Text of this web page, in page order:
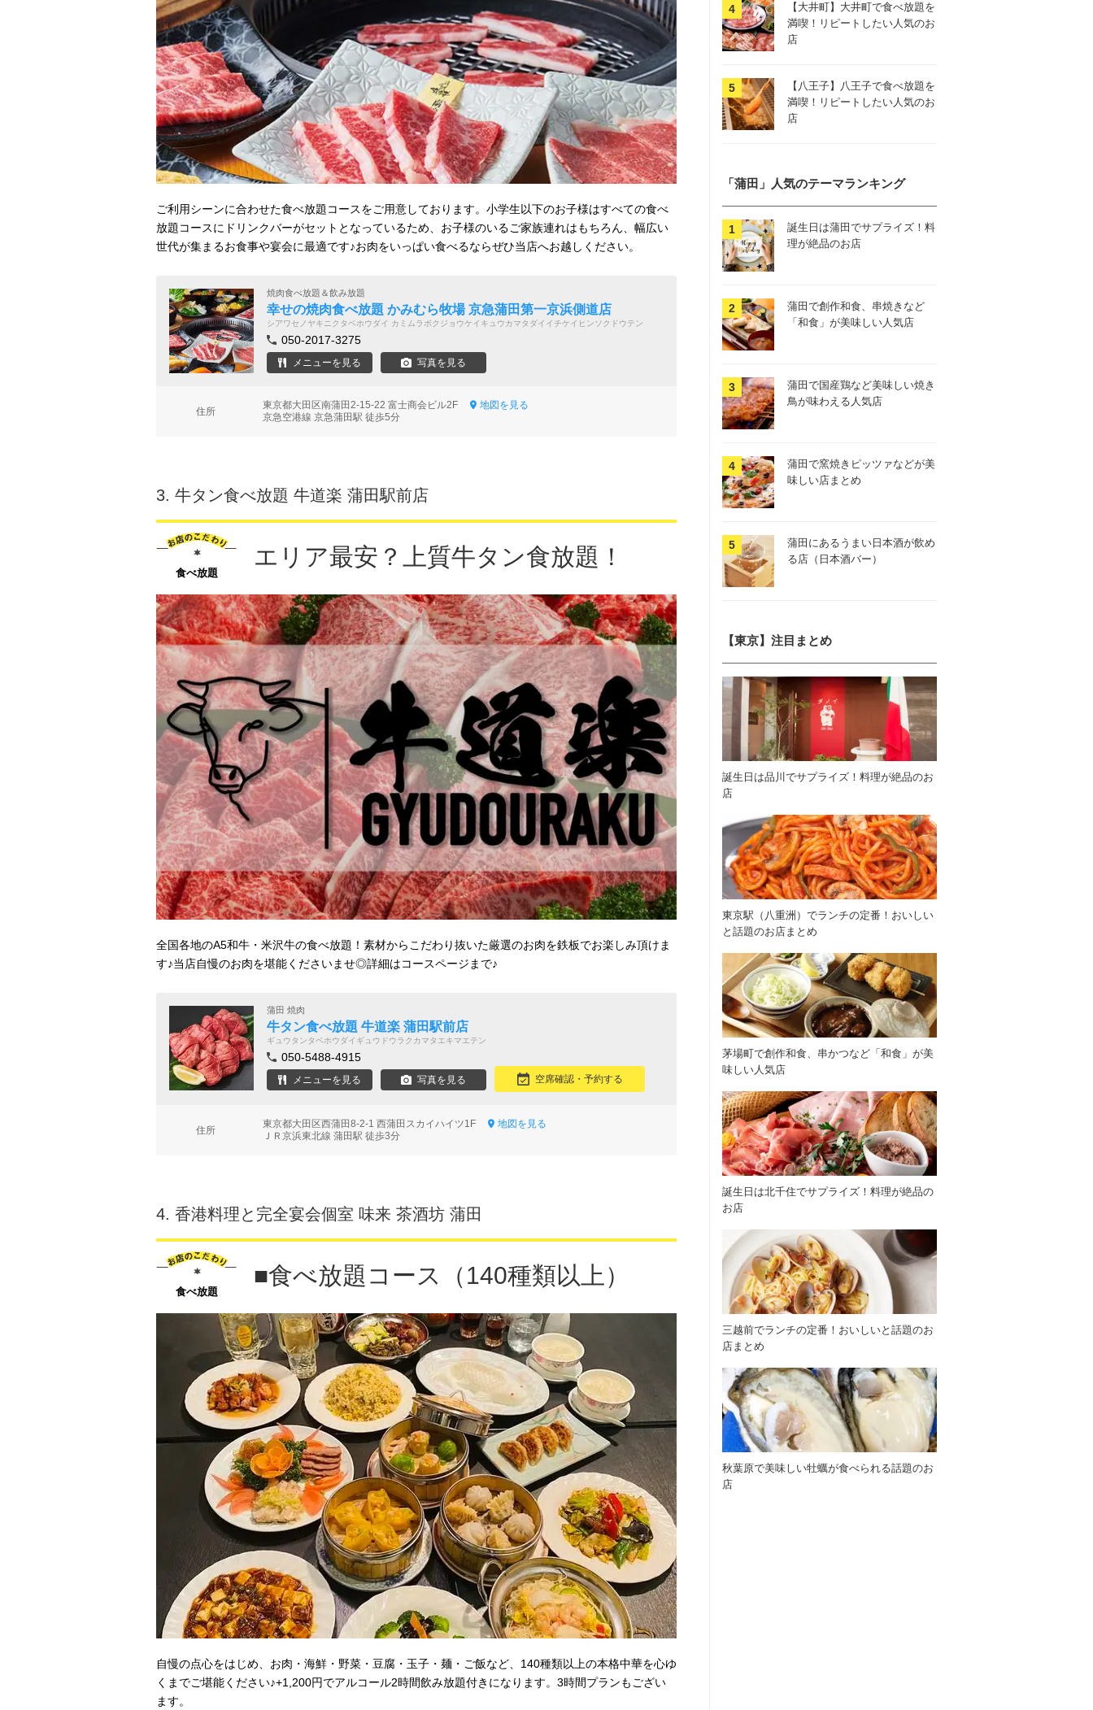
ご利用シーンに合わせた食べ放題コースをご用意しております。小学生以下のお子様はすべての食べ
放題コースにドリンクバーがセットとなっているため、お子様のいるご家族連れはもちろん、幅広い
世代が集まるお食事や宴会に最適です♪お肉をいっぱい食べるならぜひ当店へお越しください。
焼肉食べ放題＆飲み放題
幸せの焼肉食べ放題 かみむら牧場 京急蒲田第一京浜側道店
シアワセノヤキニクタベホウダイ カミムラボクジョウケイキュウカマタダイイチケイヒンソクドウテン
050-2017-3275
メニューを見る 写真を見る
住所
東京都大田区南蒲田2-15-22 富士商会ビル2F
地図を見る
京急空港線 京急蒲田駅 徒歩5分
3. 牛タン食べ放題 牛道楽 蒲田駅前店
食べ放題
エリア最安？上質牛タン食放題！
全国各地のA5和牛・米沢牛の食べ放題！素材からこだわり抜いた厳選のお肉を鉄板でお楽しみ頂けま
す♪当店自慢のお肉を堪能くださいませ◎詳細はコースページまで♪
蒲田 焼肉
牛タン食べ放題 牛道楽 蒲田駅前店
ギュウタンタベホウダイギュウドウラクカマタエキマエテン
050-5488-4915
メニューを見る 写真を見る 空席確認・予約する
住所
東京都大田区西蒲田8-2-1 西蒲田スカイハイツ1F
地図を見る
ＪＲ京浜東北線 蒲田駅 徒歩3分
4. 香港料理と完全宴会個室 味来 茶酒坊 蒲田
食べ放題
■食べ放題コース（140種類以上）
自慢の点心をはじめ、お肉・海鮮・野菜・豆腐・玉子・麺・ご飯など、140種類以上の本格中華を心ゆ
くまでご堪能ください♪+1,200円でアルコール2時間飲み放題付きになります。3時間プランもござい
ます。
【大井町】大井町で食べ放題を
満喫！リピートしたい人気のお
店
【八王子】八王子で食べ放題を
満喫！リピートしたい人気のお
店
「蒲田」人気のテーマランキング
誕生日は蒲田でサプライズ！料
理が絶品のお店
蒲田で創作和食、串焼きなど
「和食」が美味しい人気店
蒲田で国産鶏など美味しい焼き
鳥が味わえる人気店
蒲田で窯焼きピッツァなどが美
味しい店まとめ
蒲田にあるうまい日本酒が飲め
る店（日本酒バー）
【東京】注目まとめ
誕生日は品川でサプライズ！料理が絶品のお
店
東京駅（八重洲）でランチの定番！おいしい
と話題のお店まとめ
茅場町で創作和食、串かつなど「和食」が美
味しい人気店
誕生日は北千住でサプライズ！料理が絶品の
お店
三越前でランチの定番！おいしいと話題のお
店まとめ
秋葉原で美味しい牡蠣が食べられる話題のお
店